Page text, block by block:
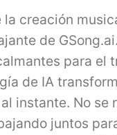
creación
de
para el
de IA
instante. No
juntos